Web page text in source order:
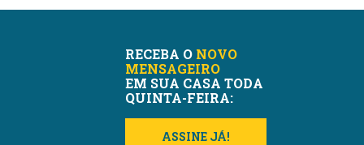
RECEBA O NOVO
MENSAGEIRO
EM SUA CASA TODA
QUINTA-FEIRA:
ASSINE JÁ!